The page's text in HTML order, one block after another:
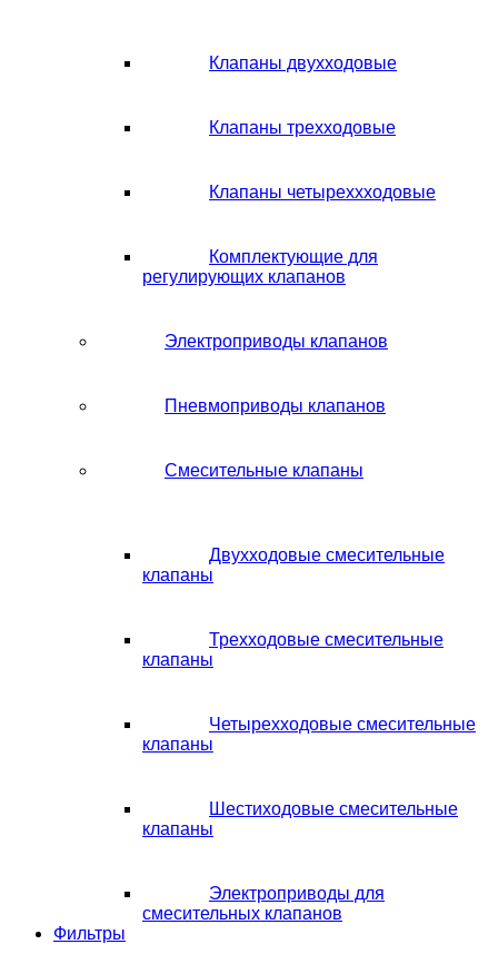
Клапаны двухходовые
Клапаны трехходовые
Клапаны четыреххходовые
Комплектующие для
регулирующих клапанов
Электроприводы клапанов
Пневмоприводы клапанов
Смесительные клапаны
Двухходовые смесительные
клапаны
Трехходовые смесительные
клапаны
Четырехходовые смесительные
клапаны
Шестиходовые смесительные
клапаны
Электроприводы для
смесительных клапанов
Фильтры